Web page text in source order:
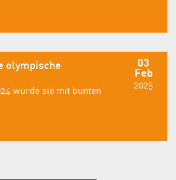
03
Feb
2025
olympische
wurde sie mit bunten